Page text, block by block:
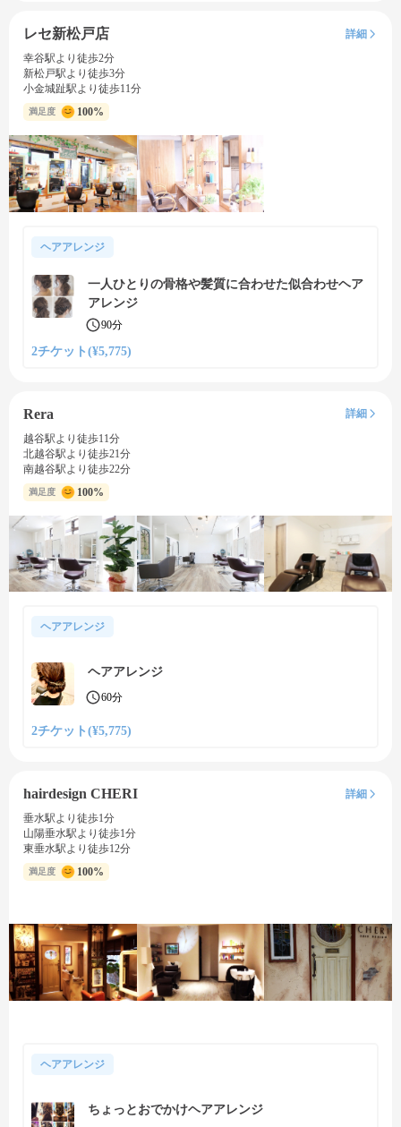
レセ新松戸店
詳細
幸谷駅より徒歩2分
新松戸駅より徒歩3分
小金城趾駅より徒歩11分
満足度 100%
ヘアアレンジ
一人ひとりの骨格や髪質に合わせた似合わせヘア
アレンジ
90分
2チケット(¥5,775)
Rera
詳細
越谷駅より徒歩11分
北越谷駅より徒歩21分
南越谷駅より徒歩22分
満足度 100%
ヘアアレンジ
ヘアアレンジ
60分
2チケット(¥5,775)
hairdesign CHERI
詳細
垂水駅より徒歩1分
山陽垂水駅より徒歩1分
東垂水駅より徒歩12分
満足度 100%
ヘアアレンジ
ちょっとおでかけヘアアレンジ